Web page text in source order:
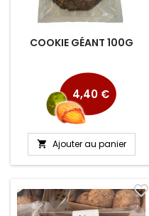
COOKIE GÉANT 100G
Prix
4,40 €
 Ajouter au panier
favorite_border